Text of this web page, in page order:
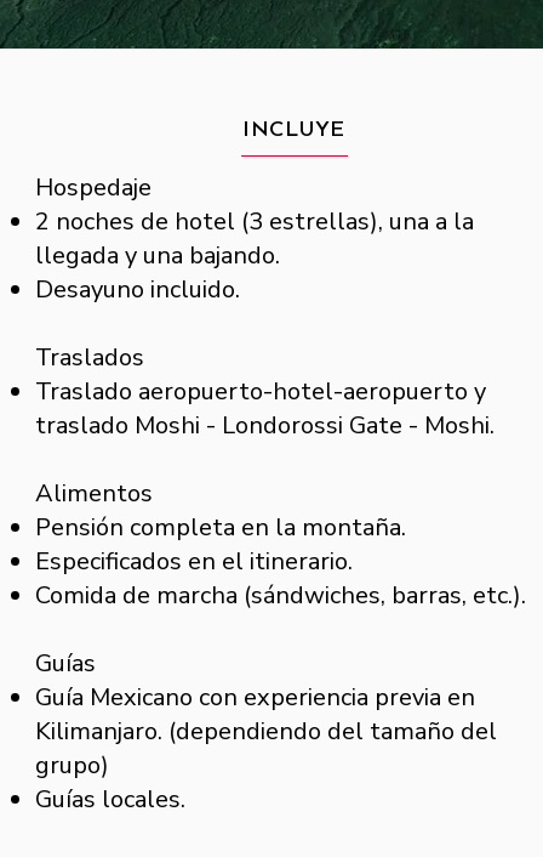
INCLUYE
​Hospedaje
2 noches de hotel (3 estrellas), una a la
llegada y una bajando.
Desayuno incluido.
Traslados
Traslado aeropuerto-hotel-aeropuerto y
traslado Moshi - Londorossi Gate - Moshi.
Alimentos
Pensión completa en la montaña.
Especificados en el itinerario.
Comida de marcha (sándwiches, barras, etc.).
Guías
Guía Mexicano con experiencia previa en
Kilimanjaro. (dependiendo del tamaño del
grupo)
Guías locales.